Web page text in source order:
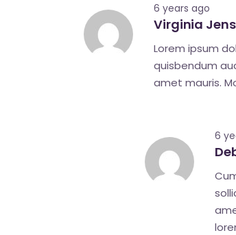
6 years ago
Virginia
Lorem ipsum
quisbendum
amet mauris.
6